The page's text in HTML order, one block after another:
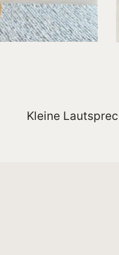
Kleine